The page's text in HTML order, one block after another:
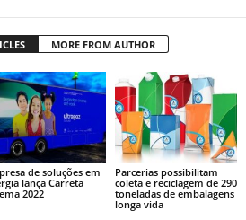
MORE FROM AUTHOR
de soluções em
lança Carreta
2022
Parcerias possibilitam
coleta e reciclagem de 290
toneladas de embalagens
longa vida